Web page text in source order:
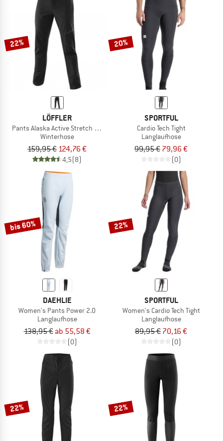
22%
LÖFFLER
Pants Alaska Active Stretch Warm
Winterhose
159,95 € 124,76 €
4,5(8)
20%
SPORTFUL
Cardio Tech Tight
Langlaufhose
99,95 € 79,96 €
(0)
bis 60%
DAEHLIE
Women's Pants Power 2.0
Langlaufhose
138,95 € ab 55,58 €
(0)
22%
SPORTFUL
Women's Cardio Tech Tight
Langlaufhose
89,95 € 70,16 €
(0)
22% 22%